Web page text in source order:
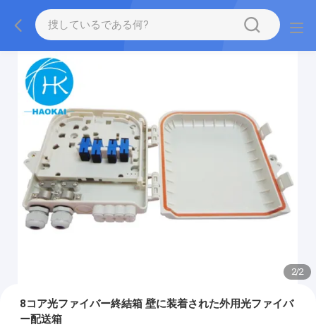
2/2
8コア光ファイバー終結箱 壁に装着された外用光ファイバ
ー配送箱